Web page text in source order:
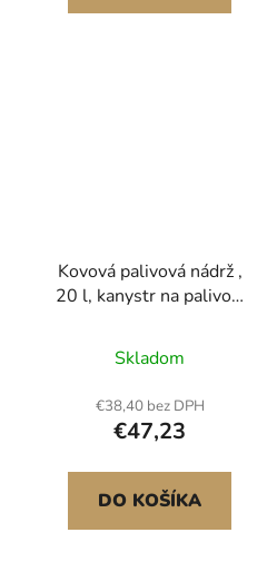
Kovová palivová nádrž ,
20 l, kanystr na palivo s
rukojetí, maximální
průtok 6 l/min,
nepropustná a
korozivzdorná kovová
nádrž na benzín pro
většinu aut, motocyklů,
čtyřkolek, UTV, červená
Skladom
€38,40 bez DPH
€47,23
DO KOŠÍKA